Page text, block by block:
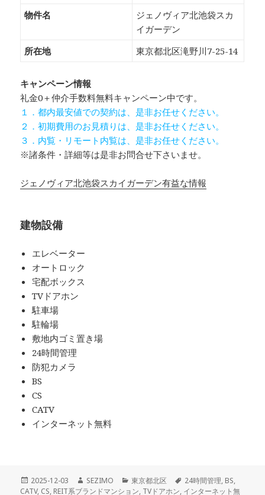
物件名
ジェノヴィア北池袋スカ
イガーデン
所在地
東京都北区滝野川7-25-14
キャンペーン情報
礼金0＋仲介手数料無料キャンペーン中です。
１．都内最安値での契約は、是非お任せください。
２．初期費用のお見積りは、是非お任せください。
３．内覧・リモート内覧は、是非お任せください。
※諸条件・詳細等は是非お問合せ下さいませ。
ジェノヴィア北池袋スカイガーデン有益な情報
建物設備
エレベーター
オートロック
宅配ボックス
TVドアホン
駐車場
駐輪場
敷地内ゴミ置き場
24時間管理
防犯カメラ
BS
CS
CATV
インターネット無料
投
稿
2025-12-03
作
成
SEZIMO
カ
テ
東京都北区
タ
グ
24時間管理, BS,
CATV, CS, REIT系ブランドマンション, TVドアホン, インターネット無